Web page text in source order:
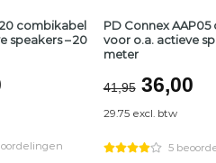
combikabel
speakers – 20
Huidige
€82,00.
PD Connex
voor o.a. actieve
meter
41,95
prijs
was:
€41,95.
36,00
29.75 excl. btw
5